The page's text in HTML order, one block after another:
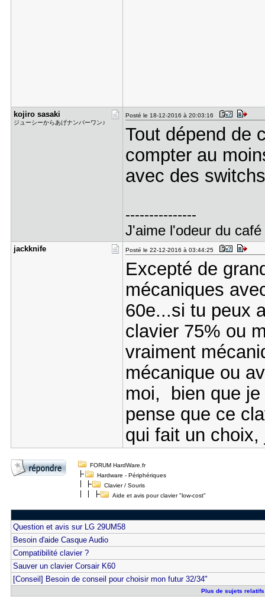
kojiro sas​aki
ジューシーからあげナンバーワン♪
Posté le 18-12-2016 à 20:03:16
Tout dépend de
compter au
avec des
---------------
J'aime l'odeur du
jackknife Posté le 22-12-2016 à 03:44:25
Excepté de
mécaniques
60e...si tu peux
clavier 75% ou
vraiment
mécanique ou
moi, bien que je
pense que ce
qui fait un
FORUM HardWare.fr
Hardware - Périphériques
Clavier / Souris
Aide et avis pour clavier "low-cost"
Question et avis sur LG 29UM58
Besoin d'aide Casque Audio
Compatibilité clavier ?
Sauver un clavier Corsair K60
[Conseil] Besoin de conseil pour choisir mon futur 32/34"
Plus de sujets